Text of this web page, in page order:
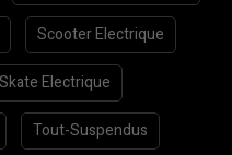
Scooter Electrique
Skate Electrique
Tout-Suspendus